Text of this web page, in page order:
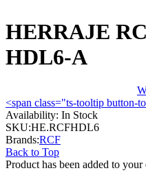
HERRAJE
HDL6-A
<span class="ts-tooltip button-
Availability: In Stock
SKU:HE.RCFHDL6
Brands:RCF
Back to Top
Product has been added to your